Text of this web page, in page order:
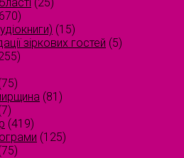
(15)
зіркових гостей (5)
(81)
(419)
(125)